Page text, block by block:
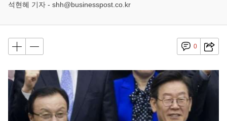
석현혜 기자 - shh@businesspost.co.kr
0